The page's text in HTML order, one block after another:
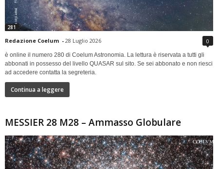
281
Redazione Coelum - 28 Luglio 2026 0
è online il numero 280 di Coelum Astronomia. La lettura è riservata a tutti gli
abbonati in possesso del livello QUASAR sul sito. Se sei abbonato e non riesci
ad accedere contatta la segreteria.
Continua a leggere
MESSIER 28 M28 – Ammasso Globulare